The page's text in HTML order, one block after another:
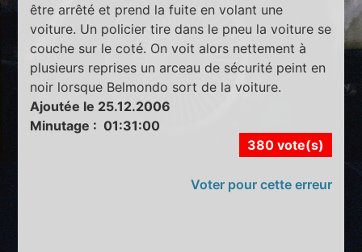
être arrêté et prend la fuite en volant une
voiture. Un policier tire dans le pneu la voiture se
couche sur le coté. On voit alors nettement à
plusieurs reprises un arceau de sécurité peint en
noir lorsque Belmondo sort de la voiture.
Ajoutée le 25.12.2006
Minutage : 01:31:00
380 vote(s)
Voter pour cette erreur